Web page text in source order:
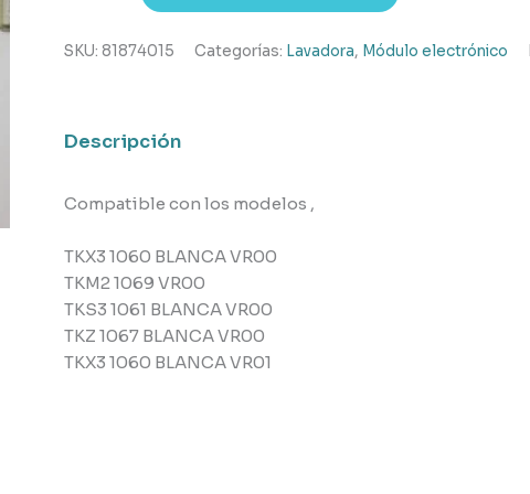
Teka
SKU:81874015 Categorías: Lavadora, Módulo electrónico
Descripción
Compatible con los modelos ,
TKX3 1060 BLANCA VR00
TKM2 1069 VR00
TKS3 1061 BLANCA VR00
TKZ 1067 BLANCA VR00
TKX3 1060 BLANCA VR01